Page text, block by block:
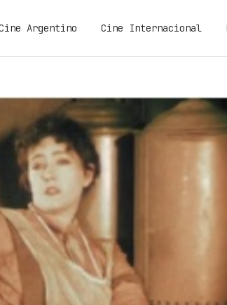
Argentino Cine Internacional